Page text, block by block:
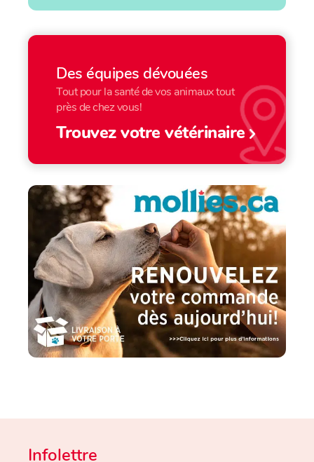
Des équipes dévouées
Tout pour la santé de vos animaux tout
près de chez vous!
Trouvez votre vétérinaire
Infolettre